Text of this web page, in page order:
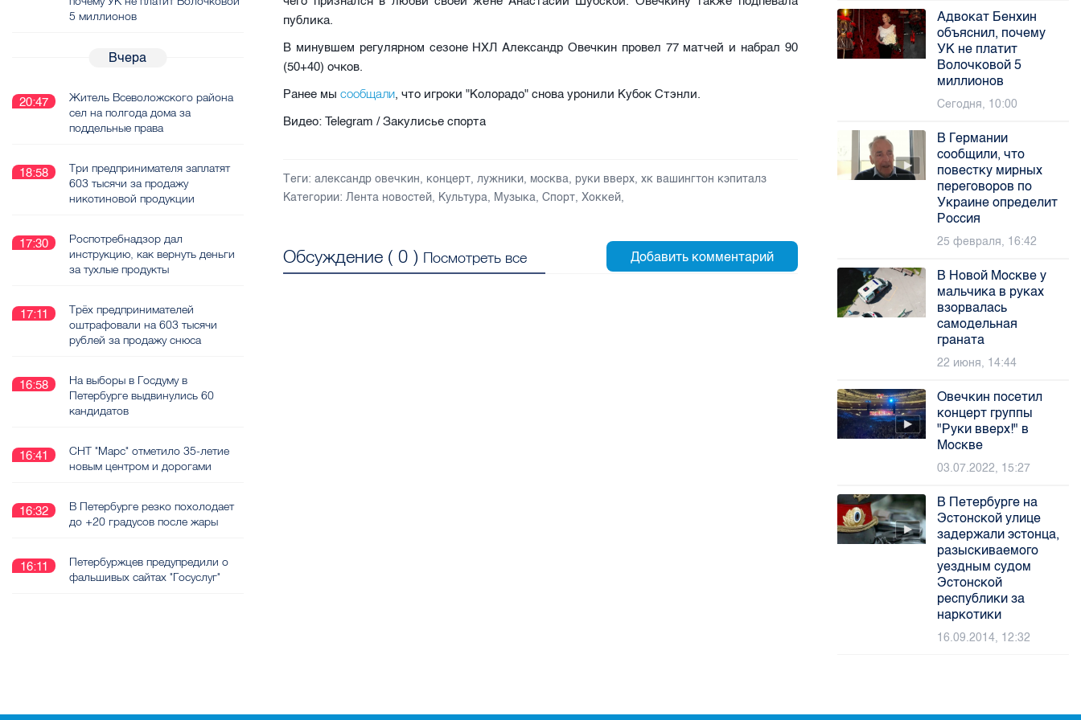
публика.
В минувшем регулярном сезоне НХЛ Александр Овечкин провел 77 матчей и набрал 90
(50+40) очков.
Ранее мысообщали, что игроки "Колорадо" снова уронили Кубок Стэнли.
Видео: Telegram / Закулисье спорта
Теги: александр овечкин, концерт,лужники, москва, руки вверх,хк вашингтон кэпиталз
Категории: Лента новостей, Культура, Музыка,Спорт,Хоккей,
Обсуждение (0 ) Посмотреть все
5 миллионов
Вчера
20:47
Житель Всеволожского района
сел на полгода дома за
поддельные права
18:58
Три предпринимателя заплатят
603 тысячи за продажу
никотиновой продукции
17:30
Роспотребнадзор дал
инструкцию, как вернуть деньги
за тухлые продукты
17:11
Трёх предпринимателей
оштрафовали на 603 тысячи
рублей за продажу снюса
16:58
На выборы в Госдуму в
Петербурге выдвинулись 60
кандидатов
16:41
СНТ "Марс" отметило 35-летие
новым центром и дорогами
16:32
В Петербурге резко похолодает
до +20 градусов после жары
16:11
Петербуржцев предупредили о
фальшивых сайтах "Госуслуг"
Адвокат Бенхин
объяснил, почему
УК не платит
Волочковой 5
миллионов
Сегодня, 10:00
В Германии
сообщили, что
повестку мирных
переговоров по
Украине определит
Россия
25 февраля, 16:42
В Новой Москве у
мальчика в руках
взорвалась
самодельная
граната
22 июня, 14:44
Овечкин посетил
концерт группы
"Руки вверх!" в
Москве
03.07.2022, 15:27
В Петербурге на
Эстонской улице
задержали эстонца,
разыскиваемого
уездным судом
Эстонской
республики за
наркотики
16.09.2014, 12:32